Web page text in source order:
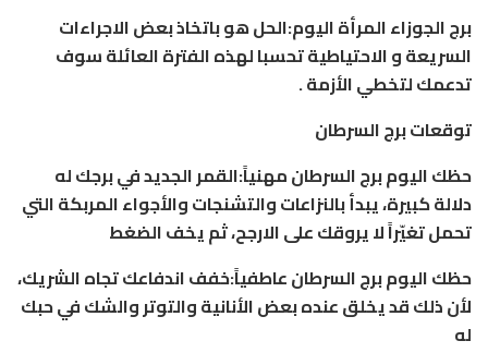
برج الجوزاء المرأة اليوم:الحل هو باتخاذ بعض الاجراءات
السريعة و الاحتياطية تحسبا لهذه الفترة العائلة سوف
تدعمك لتخطي الأزمة .
توقعات برج السرطان
حظك اليوم برج السرطان مهنياً:القمر الجديد في برجك له
دلالة كبيرة، يبدأ بالنزاعات والتشنجات والأجواء المربكة التي
تحمل تغيّراً لا يروقك على الارجح، ثم يخف الضغط
حظك اليوم برج السرطان عاطفياً:خفف اندفاعك تجاه الشريك،
لأن ذلك قد يخلق عنده بعض الأنانية والتوتر والشك في حبك
له